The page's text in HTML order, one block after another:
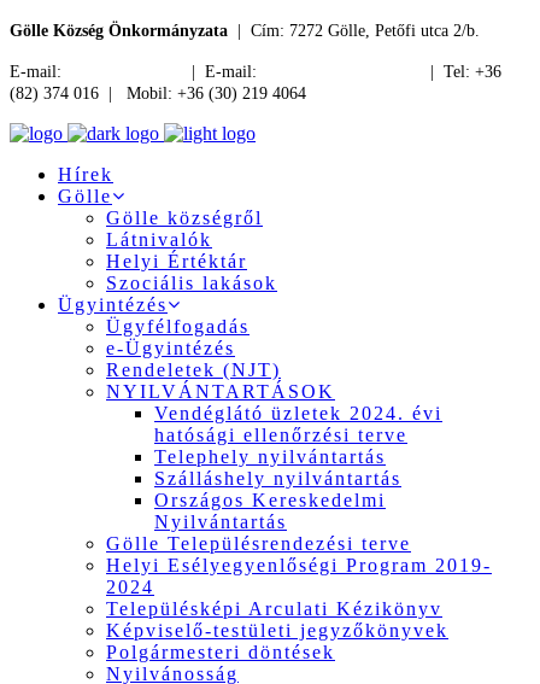
Gölle Község Önkormányzata | Cím: 7272 Gölle, Petőfi utca 2/b.
E-mail: | E-mail:
| Tel: +36
(82) 374 016 | Mobil: +36 (30) 219 4064
Hírek
Gölle
Gölle községről
Látnivalók
Helyi Értéktár
Szociális lakások
Ügyintézés
Ügyfélfogadás
e-Ügyintézés
Rendeletek (NJT)
NYILVÁNTARTÁSOK
Vendéglátó üzletek 2024. évi
hatósági ellenőrzési terve
Telephely nyilvántartás
Szálláshely nyilvántartás
Országos Kereskedelmi
Nyilvántartás
Gölle Településrendezési terve
Helyi Esélyegyenlőségi Program 2019-
2024
Településképi Arculati Kézikönyv
Képviselő-testületi jegyzőkönyvek
Polgármesteri döntések
Nyilvánosság